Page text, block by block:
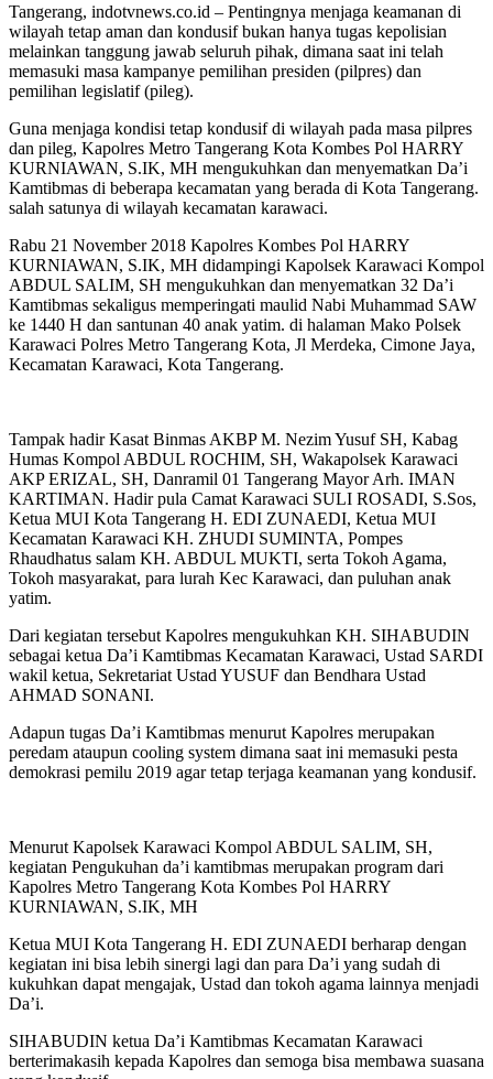
Tangerang, indotvnews.co.id – Pentingnya menjaga keamanan di
wilayah tetap aman dan kondusif bukan hanya tugas kepolisian
melainkan tanggung jawab seluruh pihak, dimana saat ini telah
memasuki masa kampanye pemilihan presiden (pilpres) dan
pemilihan legislatif (pileg).
Guna menjaga kondisi tetap kondusif di wilayah pada masa pilpres
dan pileg, Kapolres Metro Tangerang Kota Kombes Pol HARRY
KURNIAWAN, S.IK, MH mengukuhkan dan menyematkan Da’i
Kamtibmas di beberapa kecamatan yang berada di Kota Tangerang.
salah satunya di wilayah kecamatan karawaci.
Rabu 21 November 2018 Kapolres Kombes Pol HARRY
KURNIAWAN, S.IK, MH didampingi Kapolsek Karawaci Kompol
ABDUL SALIM, SH mengukuhkan dan menyematkan 32 Da’i
Kamtibmas sekaligus memperingati maulid Nabi Muhammad SAW
ke 1440 H dan santunan 40 anak yatim. di halaman Mako Polsek
Karawaci Polres Metro Tangerang Kota, Jl Merdeka, Cimone Jaya,
Kecamatan Karawaci, Kota Tangerang.
Tampak hadir Kasat Binmas AKBP M. Nezim Yusuf SH, Kabag
Humas Kompol ABDUL ROCHIM, SH, Wakapolsek Karawaci
AKP ERIZAL, SH, Danramil 01 Tangerang Mayor Arh. IMAN
KARTIMAN. Hadir pula Camat Karawaci SULI ROSADI, S.Sos,
Ketua MUI Kota Tangerang H. EDI ZUNAEDI, Ketua MUI
Kecamatan Karawaci KH. ZHUDI SUMINTA, Pompes
Rhaudhatus salam KH. ABDUL MUKTI, serta Tokoh Agama,
Tokoh masyarakat, para lurah Kec Karawaci, dan puluhan anak
yatim.
Dari kegiatan tersebut Kapolres mengukuhkan KH. SIHABUDIN
sebagai ketua Da’i Kamtibmas Kecamatan Karawaci, Ustad SARDI
wakil ketua, Sekretariat Ustad YUSUF dan Bendhara Ustad
AHMAD SONANI.
Adapun tugas Da’i Kamtibmas menurut Kapolres merupakan
peredam ataupun cooling system dimana saat ini memasuki pesta
demokrasi pemilu 2019 agar tetap terjaga keamanan yang kondusif.
Menurut Kapolsek Karawaci Kompol ABDUL SALIM, SH,
kegiatan Pengukuhan da’i kamtibmas merupakan program dari
Kapolres Metro Tangerang Kota Kombes Pol HARRY
KURNIAWAN, S.IK, MH
Ketua MUI Kota Tangerang H. EDI ZUNAEDI berharap dengan
kegiatan ini bisa lebih sinergi lagi dan para Da’i yang sudah di
kukuhkan dapat mengajak, Ustad dan tokoh agama lainnya menjadi
Da’i.
SIHABUDIN ketua Da’i Kamtibmas Kecamatan Karawaci
berterimakasih kepada Kapolres dan semoga bisa membawa suasana